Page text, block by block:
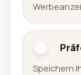
Spiele
Apps
Arena Sudoku
Availabell
Speichern